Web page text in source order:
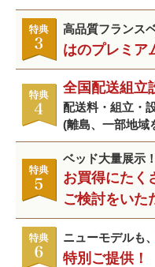
高品質フランス
はのプレミア
全国配送組立
配送料・組立・
(離島、一部地域
ベッド大量展示
お買得にたく
ご検討をいた
ニューモデルも、
特別ご提供！